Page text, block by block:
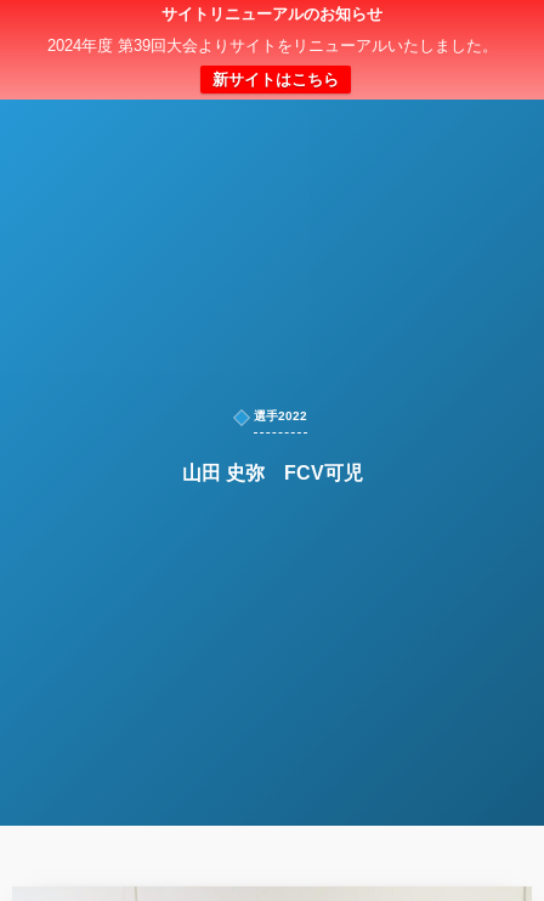
サイトリニューアルのお知らせ
2024年度 第39回大会よりサイトをリニューアルいたしました。
新サイトはこちら
日本クラブユースサッカー選手権（U-15）大会
選手2022
山田 史弥 FCV可児